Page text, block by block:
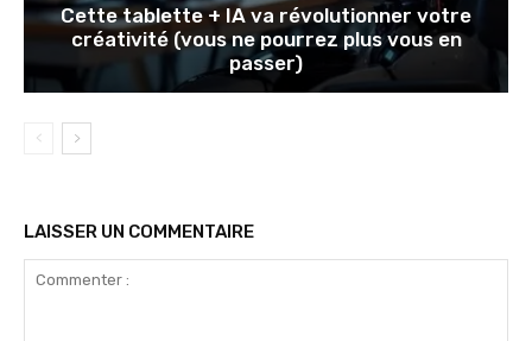
Cette tablette + IA va révolutionner votre
créativité (vous ne pourrez plus vous en
passer)
LAISSER UN COMMENTAIRE